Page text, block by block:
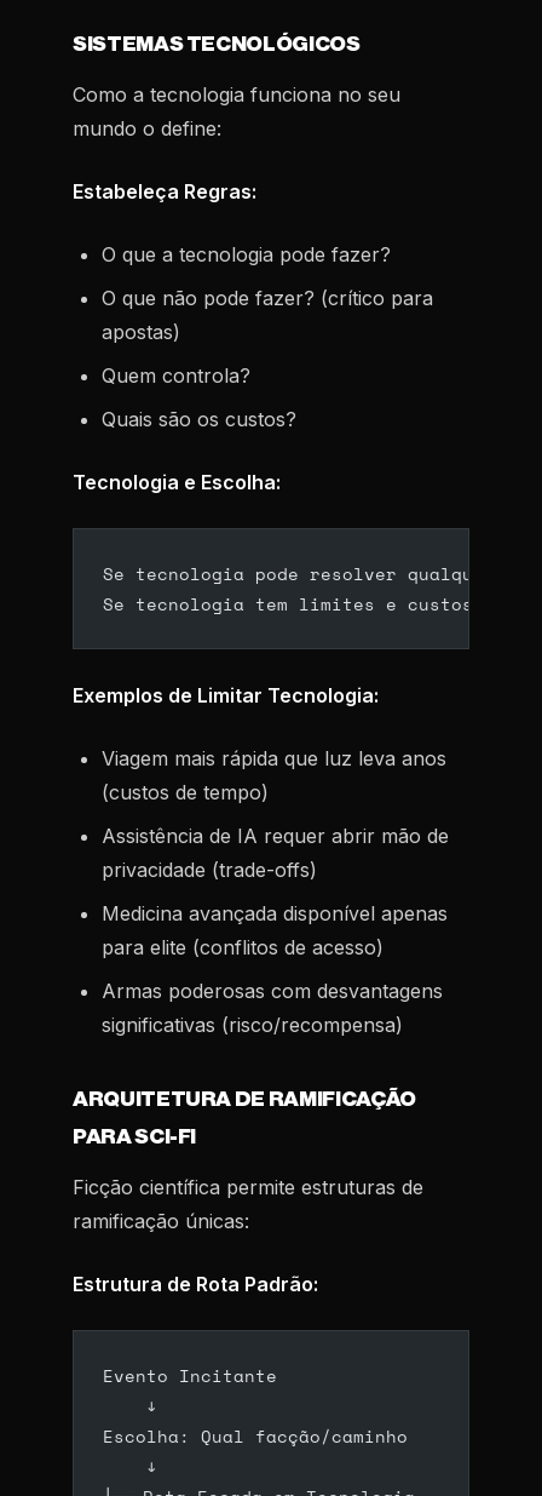
SISTEMAS TECNOLÓGICOS
Como a tecnologia funciona no seu
mundo o define:
Estabeleça Regras:
O que a tecnologia pode fazer?
O que não pode fazer? (crítico para
apostas)
Quem controla?
Quais são os custos?
Tecnologia e Escolha:
Se tecnologia pode resolver qualquer
Se tecnologia tem limites e custos →
Exemplos de Limitar Tecnologia:
Viagem mais rápida que luz leva anos
(custos de tempo)
Assistência de IA requer abrir mão de
privacidade (trade-offs)
Medicina avançada disponível apenas
para elite (conflitos de acesso)
Armas poderosas com desvantagens
significativas (risco/recompensa)
ARQUITETURA DE RAMIFICAÇÃO
PARA SCI-FI
Ficção científica permite estruturas de
ramificação únicas:
Estrutura de Rota Padrão:
Evento Incitante
    ↓
Escolha: Qual facção/caminho
    ↓